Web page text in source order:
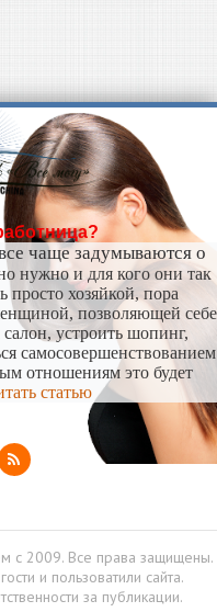
чаще задумываются о
нужно и для кого они так
просто хозяйкой, пора
позволяющей себе
устроить шопинг,
самосовершенствованием
отношениям это будет
статью
с 2009. Все права защищены.
и пользоватили сайта.
за публикации.